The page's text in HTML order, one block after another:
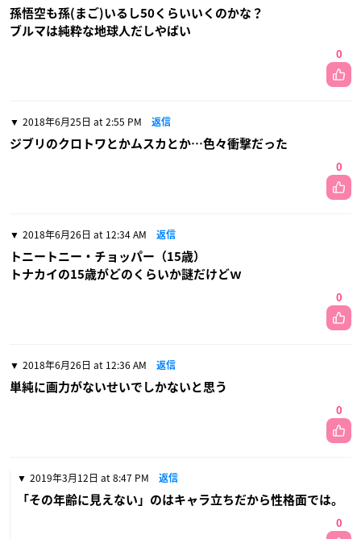
孫悟空も孫(まご)いるし50くらいいくのかな？
ブルマは純粋な地球人だしやばい
0
2018年6月25日 at 2:55 PM 返信
ジブリのクロトワとかムスカとか…色々衝撃だった
0
2018年6月26日 at 12:34 AM 返信
トニートニー・チョッパー（15歳）
トナカイの15歳がどのくらいか謎だけどｗ
0
2018年6月26日 at 12:36 AM 返信
単純に画力がないせいでしかないと思う
0
2019年3月12日 at 8:47 PM 返信
「その年齢に見えない」のはキャラ立ちだから性格面では。
0